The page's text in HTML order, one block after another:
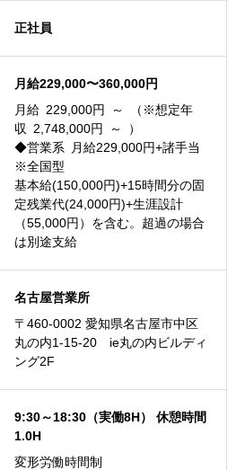
正社員
月給229,000〜360,000円
月給 229,000円 ～ （※想定年
収 2,748,000円 ～ ）
◆営業系 月給229,000円+諸手当
※全国型
基本給(150,000円)+15時間分の固
定残業代(24,000円)+生涯設計
（55,000円）を含む。超過の場合
は別途支給
名古屋営業所
〒460-0002 愛知県名古屋市中区
丸の内1-15-20 ie丸の内ビルディ
ング2F
9:30～18:30（実働8H） 休憩時間
1.0H
変形労働時間制